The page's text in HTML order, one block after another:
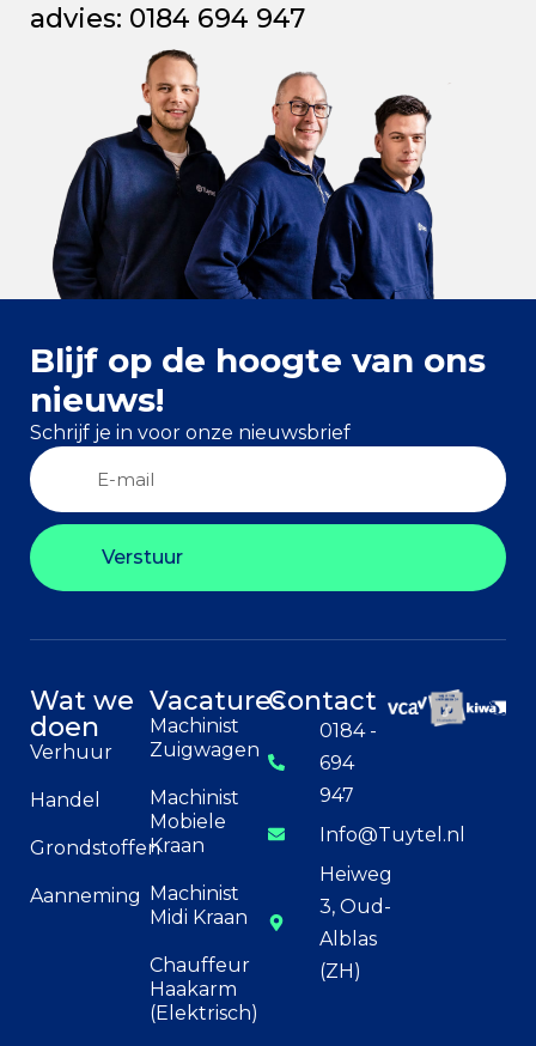
advies: 0184 694 947
Blijf op de hoogte van ons
nieuws!
Schrijf je in voor onze nieuwsbrief
Verstuur
Wat we
doen
Verhuur
Handel
Grondstoffen
Aanneming
Vacatures
Machinist
Zuigwagen
Machinist
Mobiele
Kraan
Machinist
Midi Kraan
Chauffeur
Haakarm
(Elektrisch)
Contact
0184 -
694
947
Info@Tuytel.nl
Heiweg
3, Oud-
Alblas
(ZH)